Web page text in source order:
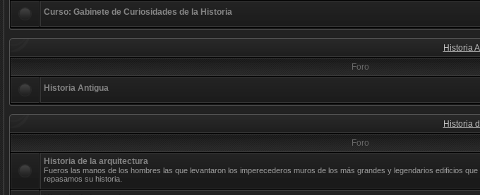
Curso: Gabinete de Curiosidades de la Historia
Historia
Foro
Historia Antigua
Historia
Foro
Historia de la arquitectura
Fueros las manos de los hombres las que levantaron los imperecederos muros de los más grandes y legendarios edificios
repasamos su historia.